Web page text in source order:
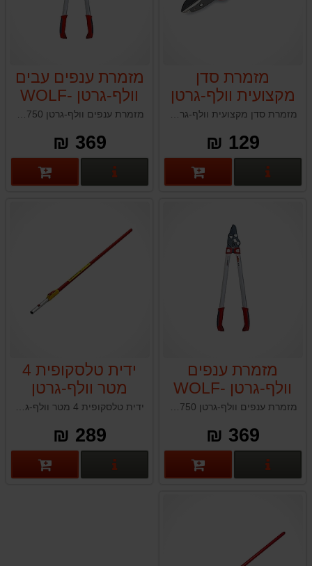
מזמרת סדן
מקצועית וולף-גרטן
WOLF-GARTEN
RS4000
מזמרת סדן מקצועית וולף-גרטן WOLF-GARTEN RS4000 ציפוי טפלון גרמניה
129 ₪
פרטים נוספים
מזמרת ענפים עבים
וולף-גרטן WOLF-
GARTEN RS750מזמרת ענפים וולף-גרטן WOLF-GARTEN RS750 לשימוש ביתי ומקצועי תוצרת גרמניה
369 ₪
פרטים נוספים
מזמרת ענפים
וולף-גרטן WOLF-
GARTEN RR750
מזמרת ענפים וולף-גרטן WOLF-GARTEN RR750 לשימוש ביתי ומקצועי תוצרת גרמניה
369 ₪
פרטים נוספים
ידית טלסקופית 4
מטר וולף-גרטן
WOLF-GARTEN
ZM-V4
ידית טלסקופית 4 מטר וולף-גרטן WOLF-GARTEN ZM-V4 תוצרת גרמניה
289 ₪
פרטים נוספים